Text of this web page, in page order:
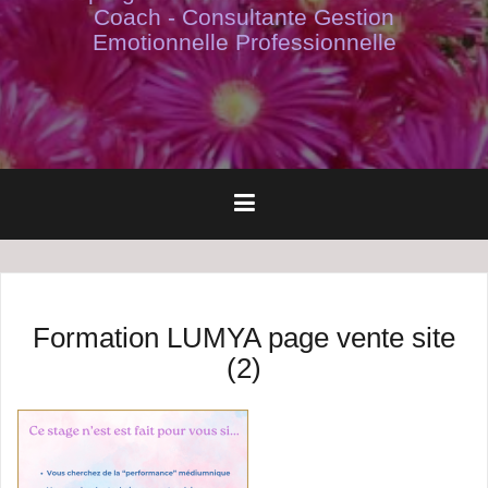
Coach - Consultante Gestion
Emotionnelle Professionnelle
Formation LUMYA page vente site
(2)